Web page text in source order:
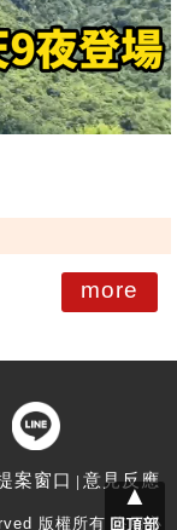
more
案窗口 意見反應
版權所有 盜用必
▲
回頂部